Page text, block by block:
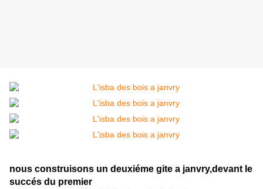
nous construisons un deuxiéme gite a janvry,devant le
succés du premier